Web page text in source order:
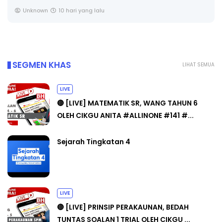
Unknown 10 hari yang lalu
LIHAT SEMUA
SEGMEN KHAS
LIVE
🔴 [LIVE] MATEMATIK SR, WANG TAHUN 6
OLEH CIKGU ANITA #ALLINONE #141 #...
Sejarah Tingkatan 4
LIVE
🔴 [LIVE] PRINSIP PERAKAUNAN, BEDAH
TUNTAS SOALAN 1 TRIAL OLEH CIKGU ...